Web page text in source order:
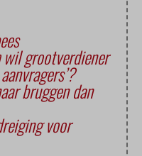
wil grootverdiener
bruggen dan
voor